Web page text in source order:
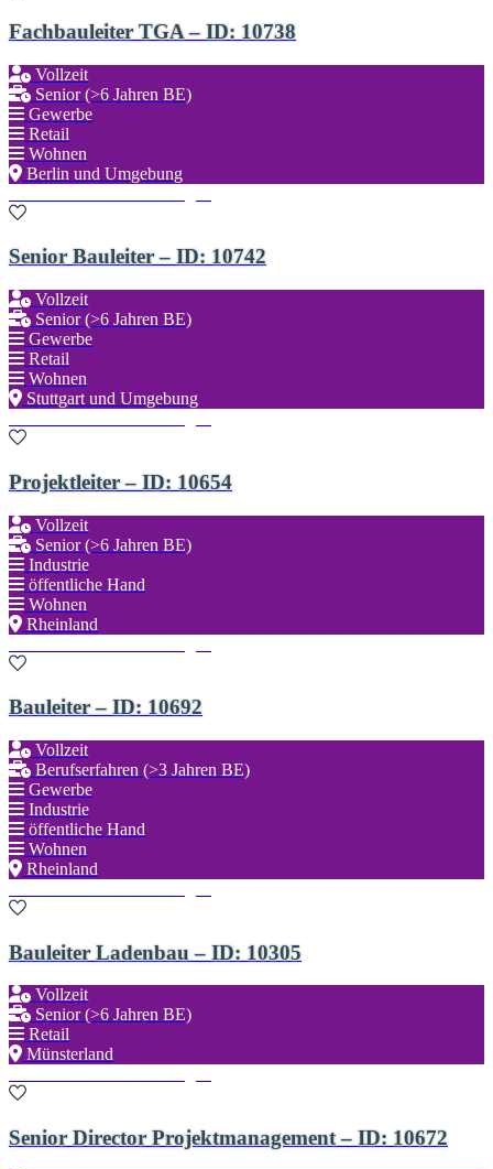
Fachbauleiter TGA – ID: 10738
Vollzeit
Senior (>6 Jahren BE)
Gewerbe
Retail
Wohnen
Berlin und Umgebung
Senior Bauleiter – ID: 10742
Vollzeit
Senior (>6 Jahren BE)
Gewerbe
Retail
Wohnen
Stuttgart und Umgebung
Projektleiter – ID: 10654
Vollzeit
Senior (>6 Jahren BE)
Industrie
öffentliche Hand
Wohnen
Rheinland
Bauleiter – ID: 10692
Vollzeit
Berufserfahren (>3 Jahren BE)
Gewerbe
Industrie
öffentliche Hand
Wohnen
Rheinland
Bauleiter Ladenbau – ID: 10305
Vollzeit
Senior (>6 Jahren BE)
Retail
Münsterland
Senior Director Projektmanagement – ID: 10672